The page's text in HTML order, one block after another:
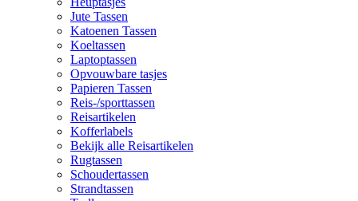
Jute Tassen
Katoenen Tassen
Koeltassen
Laptoptassen
Opvouwbare tasjes
Papieren Tassen
Reis-/sporttassen
Reisartikelen
Kofferlabels
Bekijk alle Reisartikelen
Rugtassen
Schoudertassen
Strandtassen